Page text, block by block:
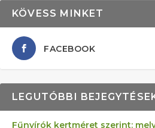
KÖVESS MINKET
FACEBOOK
LEGUTÓBBI
Fűnyírók kertméret szerint: